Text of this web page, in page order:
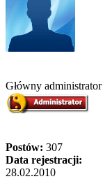
Główny administrator
Postów: 307
Data rejestracji:
28.02.2010